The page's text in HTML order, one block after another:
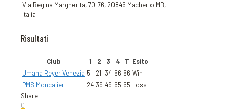
Via Regina Margherita, 70-76, 20846 Macherio MB,
Italia
Risultati
Club 1 2 3 4 T Esito
Umana Reyer Venezia 5 21 34 66 66 Win
PMS Moncalieri
24 39 49 65 65 Loss
Share
0